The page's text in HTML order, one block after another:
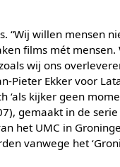
“Wij willen mensen
films mét mensen.
wij ons
Pieter Ekker voor
‘als kijker geen
gemaakt in de serie
het UMC in
vanwege het